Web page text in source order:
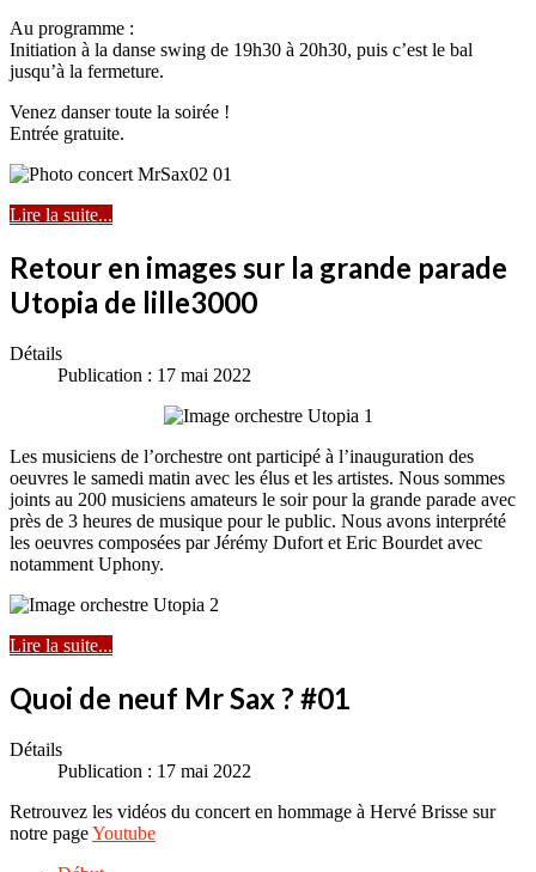
Au programme :
Initiation à la danse swing de 19h30 à 20h30, puis c’est le bal
jusqu’à la fermeture.
Venez danser toute la soirée !
Entrée gratuite.
Lire la suite...
Retour en images sur la grande parade
Utopia de lille3000
Détails
Publication : 17 mai 2022
Les musiciens de l’orchestre ont participé à l’inauguration des
oeuvres le samedi matin avec les élus et les artistes. Nous sommes
joints au 200 musiciens amateurs le soir pour la grande parade avec
près de 3 heures de musique pour le public. Nous avons interprété
les oeuvres composées par Jérémy Dufort et Eric Bourdet avec
notamment Uphony.
Lire la suite...
Quoi de neuf Mr Sax ? #01
Détails
Publication : 17 mai 2022
Retrouvez les vidéos du concert en hommage à Hervé Brisse sur
notre pageYoutube